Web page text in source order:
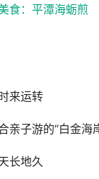
食：平潭海蛎煎
来运转
游的“白金海岸”，享
长地久